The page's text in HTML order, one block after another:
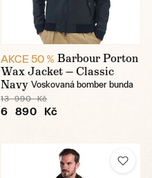
AKCE 50 % Barbour Porton
Wax Jacket — Classic
Navy Voskovaná bomber bunda
13 990 Kč
6 890 Kč